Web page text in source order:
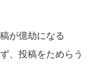
が億劫になる
、投稿をためらう